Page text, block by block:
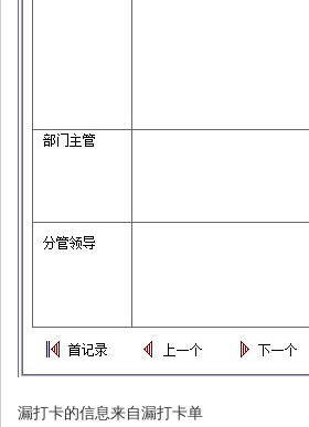
漏打卡的信息来自漏打卡单